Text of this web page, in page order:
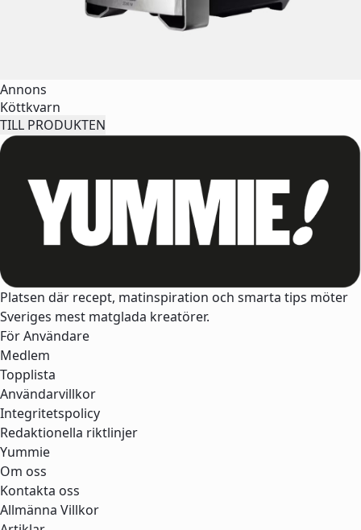
Annons
Köttkvarn
TILL PRODUKTEN
Platsen där recept, matinspiration och smarta tips möter
Sveriges mest matglada kreatörer.
För Användare
Medlem
Topplista
Användarvillkor
Integritetspolicy
Redaktionella riktlinjer
Yummie
Om oss
Kontakta oss
Allmänna Villkor